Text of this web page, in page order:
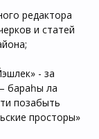
редактора
и статей
- за
бараһы ла
позабыть
просторы»